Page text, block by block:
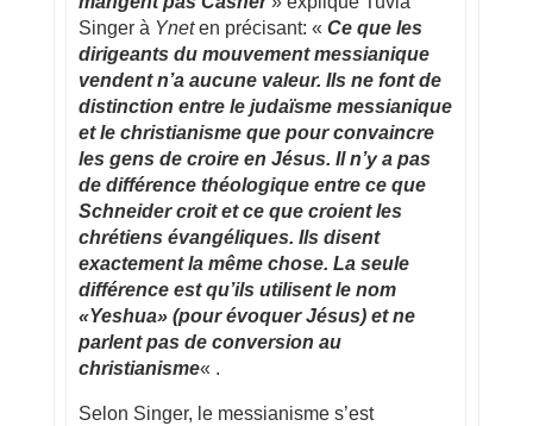
Singer à Yneten précisant: « Ce que les
dirigeants du mouvement messianique
vendent n’a aucune valeur. Ils ne font de
distinction entre le judaïsme messianique
et le christianisme que pour convaincre
les gens de croire en Jésus. Il n’y a pas
de différence théologique entre ce que
Schneider croit et ce que croient les
chrétiens évangéliques. Ils disent
exactement la même chose. La seule
différence est qu’ils utilisent le nom
«Yeshua» (pour évoquer Jésus) et ne
parlent pas de conversion au
christianisme« .
Selon Singer, le messianisme s’est